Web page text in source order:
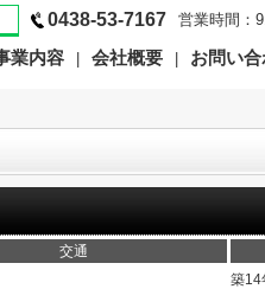
0438-53-7167 営業時間：
業内容 会社概要 お問い
交通
築14